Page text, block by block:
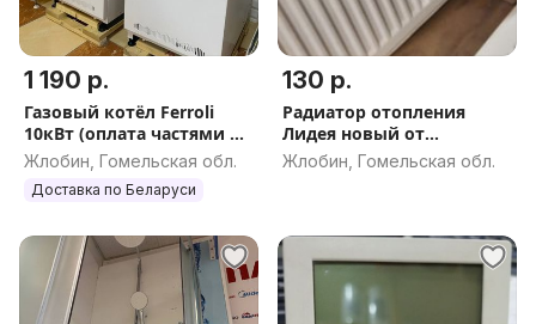
1 190 р.
Газовый котёл Ferroli
10кВт (оплата частями на
5 мес. или льготный
кредит 4% до 36 мес
Жлобин, Гомельская обл.
Доставка по Беларуси
130 р.
Радиатор отопления
Лидея новый от
застройщика
Жлобин, Гомельская обл.